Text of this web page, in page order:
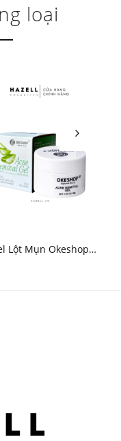
loại
Lột Mụn Okeshop